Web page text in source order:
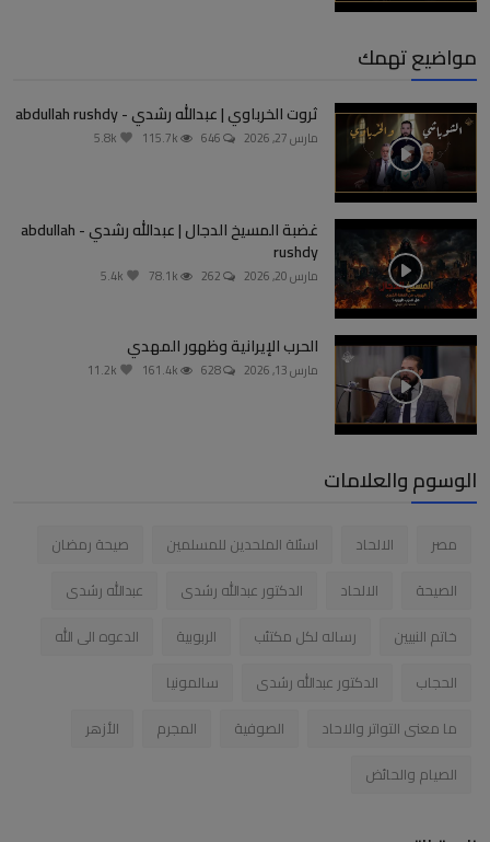
مواضيع تهمك
ثروت الخرباوي | عبدالله رشدي - abdullah rushdy
مارس 27, 2026
غضبة المسيخ الدجال | عبدالله رشدي - abdullah
rushdy
مارس 20, 2026
الحرب الإيرانية وظهور المهدي
مارس 13, 2026
الوسوم والعلامات
مصر الالحاد اسئلة الملحدين للمسلمين
صيحة رمضان
الصيحة
الالحاد الدكتور عبدالله رشدى
عبدالله رشدى
خاتم النبيين
رساله لكل مكتئب الربوبية
الدعوه الى الله
الحجاب
الدكتور عبدالله رشدى
سالمونيا
ما معنى التواتر والاحاد
الصوفية المجرم
الأزهر
الصيام والحائض